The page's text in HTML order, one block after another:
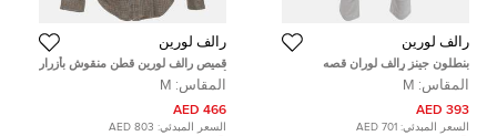
رالف لورين
بنطلون جينز رالف لوران قصه
بوصة ميديوم
المقاس: M
393 AED
السعر المبدئي: 701 AED
رالف لورين
قميص رالف لورين قطن منقوش بأزرار
أزرق/برتقالي مقاس متوسط (ميديم)
المقاس: M
466 AED
السعر المبدئي: 803 AED